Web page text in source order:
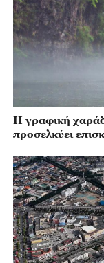
Η γραφική
προσελκύει